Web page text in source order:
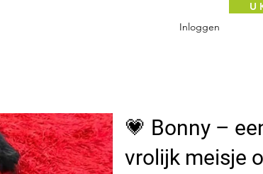
Inloggen
U
💗 Bonny –
vrolijk meisje